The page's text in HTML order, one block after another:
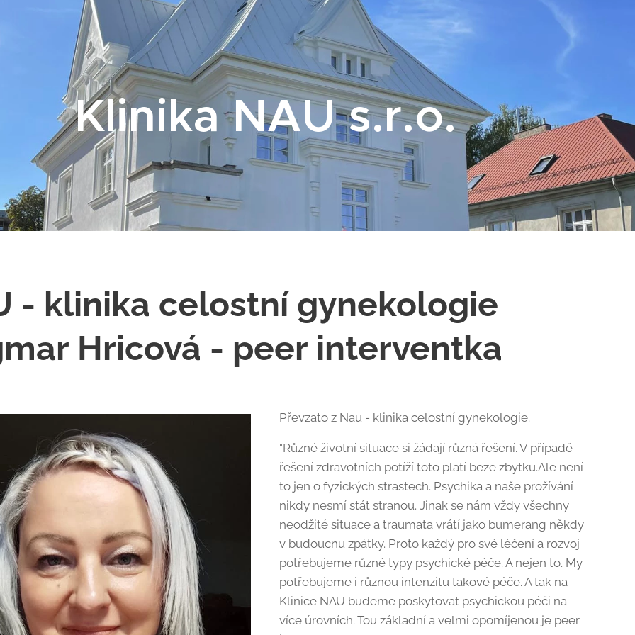
Klinika NAU s.r.o.
- klinika celostní gynekologie
Hricová - peer interventka
Převzato z Nau - klinika celostní gynekologie.
"Různé životní situace si žádají různá řešení. V případě
řešení zdravotních potíží toto platí beze zbytku.Ale není
to jen o fyzických strastech. Psychika a naše prožívání
nikdy nesmí stát stranou. Jinak se nám vždy všechny
neodžité situace a traumata vrátí jako bumerang někdy
v budoucnu zpátky. Proto každý pro své léčení a rozvoj
potřebujeme různé typy psychické péče. A nejen to. My
potřebujeme i různou intenzitu takové péče. A tak na
Klinice NAU budeme poskytovat psychickou péči na
více úrovních. Tou základní a velmi opomíjenou je peer